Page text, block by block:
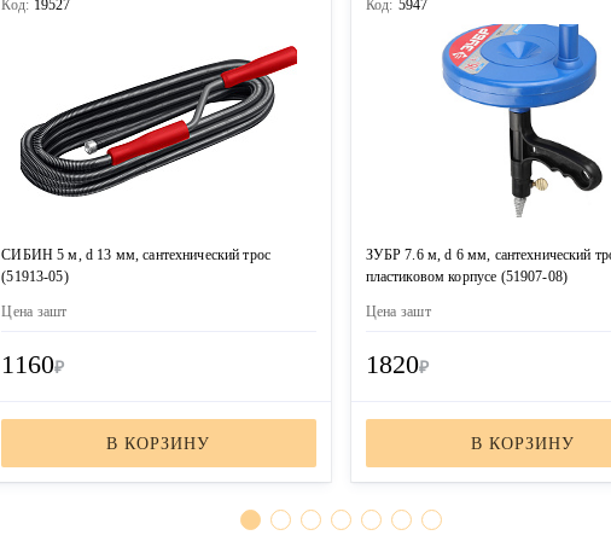
Код: 19527
СИБИН 5 м, d 13 мм, сантехнический трос
(51913-05)
Цена зашт
1160₽
В КОРЗИНУ
Код: 5947
ЗУБР 7.6 м, d 6 мм, сантехнический
пластиковом корпусе (51907-08)
Цена зашт
1820₽
В КОРЗИНУ